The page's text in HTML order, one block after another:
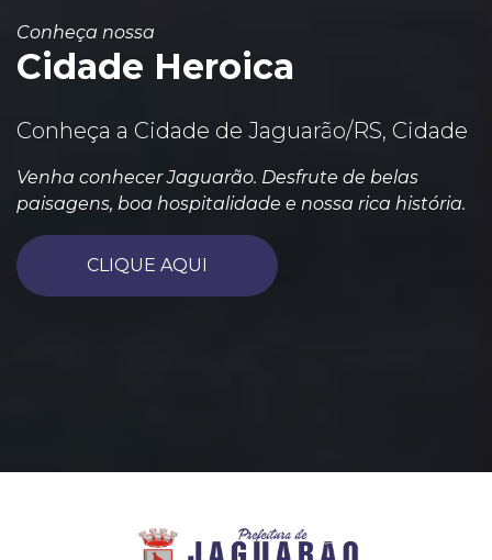
Conheça nossa
Cidade Heroica
Conheça a Cidade de Jaguarão/RS, Cidade
Venha conhecer Jaguarão. Desfrute de belas
paisagens, boa hospitalidade e nossa rica história.
CLIQUE AQUI